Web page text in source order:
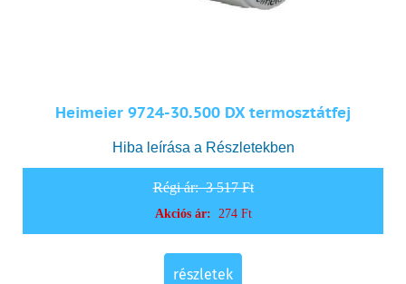
Heimeier 9724-30.500 DX termosztátfej
Hiba leírása a Részletekben
Régi ár:3 517 Ft
Akciós ár: 274 Ft
részletek